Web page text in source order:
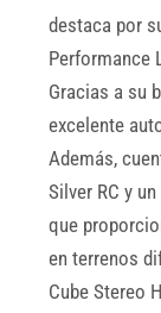
destaca por
Performance
Gracias a su
excelente
Además,
Silver RC y
que
en terrenos
Cube Stereo